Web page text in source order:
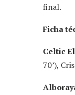
final.
Ficha
Celtic
70’),